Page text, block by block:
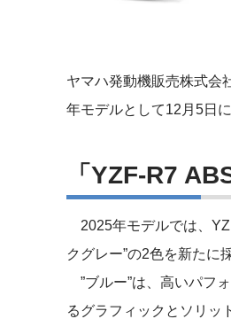
ヤマハ発動機販売株式会
年モデルとして12月5日に
「YZF-R7
2025年モデルでは、
クグレー”の2色を新たに
”ブルー”は、高いパフ
るグラフィックとソリッ